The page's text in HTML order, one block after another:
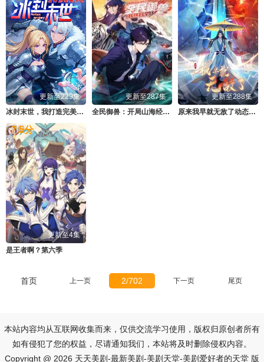
更新至229集
冰封末世，我打造完美领地动态漫画
更新至287集
全民御兽：开局山海经，我横扫全球动态漫画
更新至288集
原来我早就无敌了动态漫画
7.5分
更新至4集
是王者啊？第六季
首页 上一页 2/702 下一页 尾页
本站内容均从互联网收集而来，仅供交流学习使用，版权归原创者所有
如有侵犯了您的权益，尽请通知我们，本站将及时删除侵权内容。
Copyright @ 2026 天天美剧-最新美剧-美剧天堂-美剧爱好者的天堂 版